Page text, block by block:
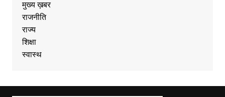
मुख्य ख़बर
राजनीति
राज्य
शिक्षा
स्वास्थ